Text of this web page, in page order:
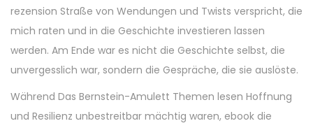
rezension Straße von Wendungen und Twists verspricht, die
mich raten und in die Geschichte investieren lassen
werden. Am Ende war es nicht die Geschichte selbst, die
unvergesslich war, sondern die Gespräche, die sie auslöste.
Während Das Bernstein-Amulett Themen lesen Hoffnung
und Resilienz unbestreitbar mächtig waren, ebook die